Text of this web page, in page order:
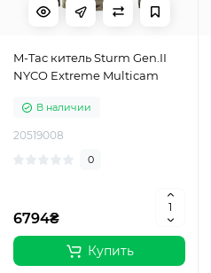
M-Tac китель Sturm Gen.II
NYCO Extreme Multicam
В наличии
20519008
0
6794₴
Купить